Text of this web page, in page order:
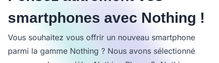
smartphones avec Nothing !
Vous souhaitez vous offrir un nouveau smartphone
parmi la gamme Nothing ? Nous avons sélectionné